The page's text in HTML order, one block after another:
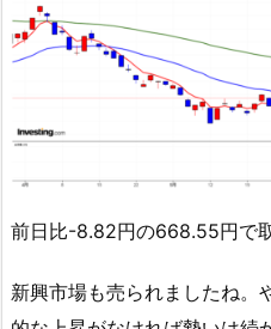
前日比-8.82円の668.55円で
新興市場も売られましたね。